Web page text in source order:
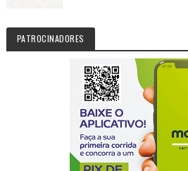
PATROCINADORES